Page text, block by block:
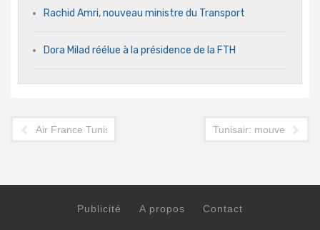
Rachid Amri, nouveau ministre du Transport
Dora Milad réélue à la présidence de la FTH
Air France Tunis: Claude Maire prend le relaisTunisair: mouvement
Publicité A propos Contact